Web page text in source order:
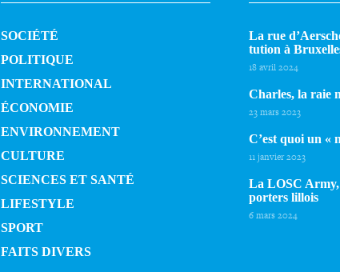
SOCIÉTÉ
POLITIQUE
INTERNATIONAL
ÉCONOMIE
ENVIRONNEMENT
CULTURE
SCIENCES ET SANTÉ
LIFESTYLE
SPORT
FAITS DIVERS
La rue
tu­tion à
18 avril 2024
Charles, la raie
23 mars 2023
C’est quoi un «
11 janvier 2023
La LOSC
por­ters lillois
6 mars 2024